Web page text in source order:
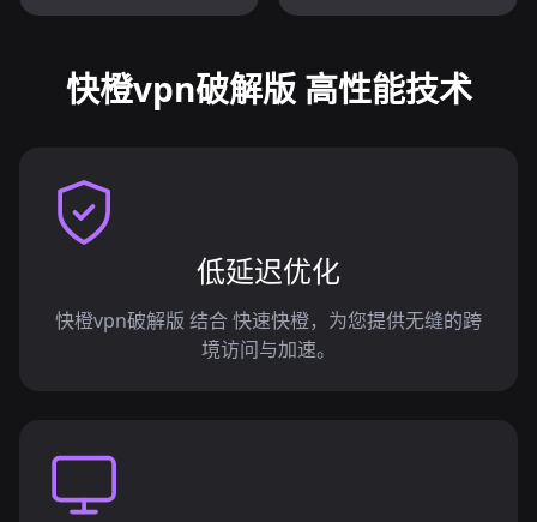
快橙vpn破解版 高性能技术
低延迟优化
快橙vpn破解版 结合 快速快橙，为您提供无缝的跨
境访问与加速。